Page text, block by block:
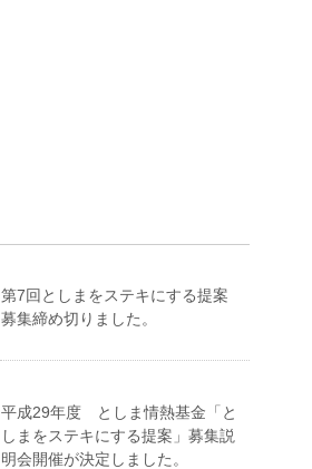
第7回としまをステキにする提案
募集締め切りました。
平成29年度 としま情熱基金「と
しまをステキにする提案」募集説
明会開催が決定しました。